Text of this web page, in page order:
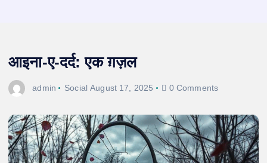
आइना-ए-दर्द: एक ग़ज़ल
admin Social August 17, 2025 0 Comments